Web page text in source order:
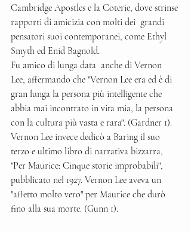
Cambridge Apostles e la Coterie, dove strinse
rapporti di amicizia con molti dei  grandi
pensatori suoi contemporanei, come Ethyl
Smyth ed Enid Bagnold.
Fu amico di lunga data  anche di Vernon
Lee, affermando che "Vernon Lee era ed è di
gran lunga la persona più intelligente che
abbia mai incontrato in vita mia, la persona
con la cultura più vasta e rara". (Gardner 1).
Vernon Lee invece dedicò a Baring il suo
terzo e ultimo libro di narrativa bizzarra,
"Per Maurice: Cinque storie improbabili",
pubblicato nel 1927. Vernon Lee aveva un
"affetto molto vero" per Maurice che durò
fino alla sua morte. (Gunn 1).